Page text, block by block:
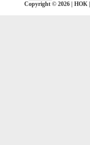
Copyright © 2026 | НОК